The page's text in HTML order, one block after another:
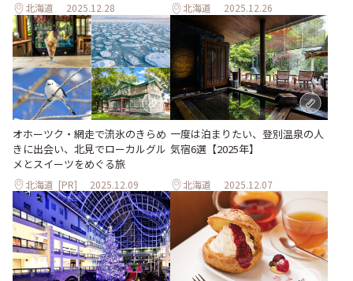
北海道 2025.12.28 北海道 2025.12.26
オホーツク・網走で流氷のきらめ
きに出会い、北見でローカルグル
メとスイーツをめぐる旅
北海道 [PR] 2025.12.09
一度は泊まりたい、登別温泉の人
気宿6選【2025年】
北海道 2025.12.07